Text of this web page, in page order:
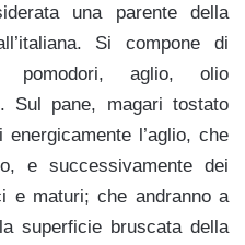
una parente della
Si compone di
pomodori, aglio, olio
Sul pane, magari tostato
l’aglio, che
e successivamente dei
e maturi; che andranno a
superficie bruscata della